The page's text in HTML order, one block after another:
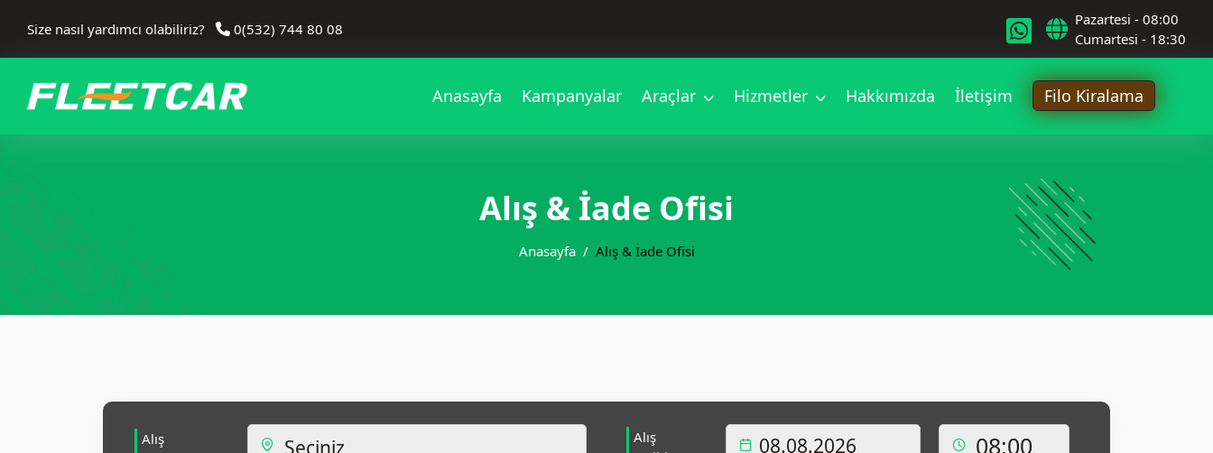
Size nasıl yardımcı olabiliriz? 0(532) 744 80 08
Pazartesi - 08:00
Cumartesi - 18:30
Anasayfa Kampanyalar Araçlar Hizmetler Hakkımızda İletişim Filo Kiralama
Alış & İade Ofisi
Anasayfa Alış & İade Ofisi
Alış
Alış